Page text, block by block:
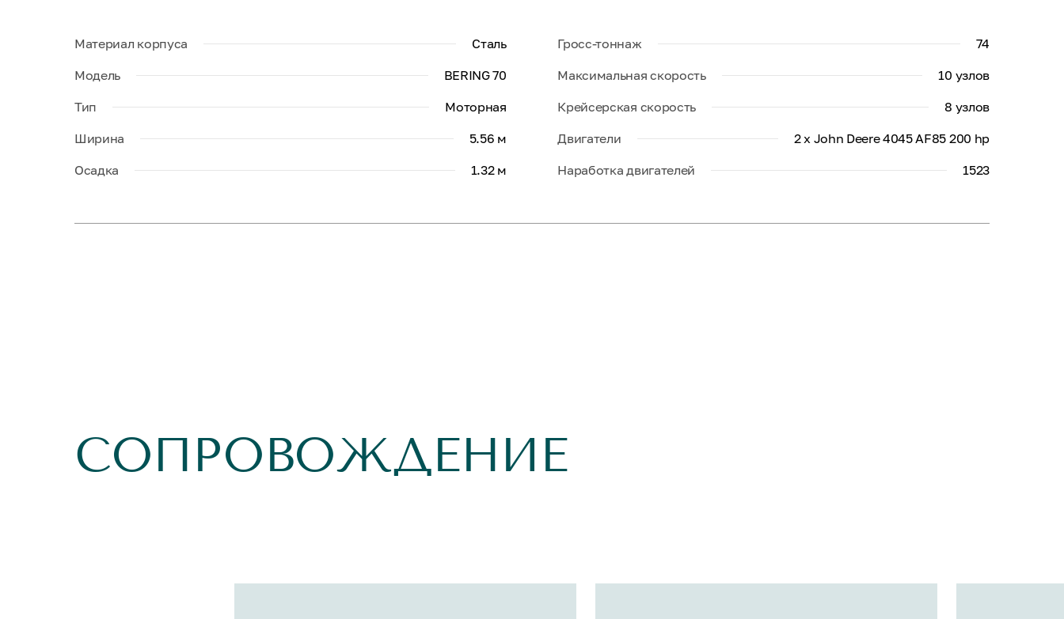
Материал корпуса
Сталь
Модель
BERING 70
Тип
Моторная
Ширина
5.56 м
Осадка
1.32 м
Гросс-тоннаж
74
Максимальная скорость
10 узлов
Крейсерская скорость
8 узлов
Двигатели
2 x John Deere 4045 AF85 200 hp
Наработка двигателей
1523
СОПРОВОЖДЕНИЕ